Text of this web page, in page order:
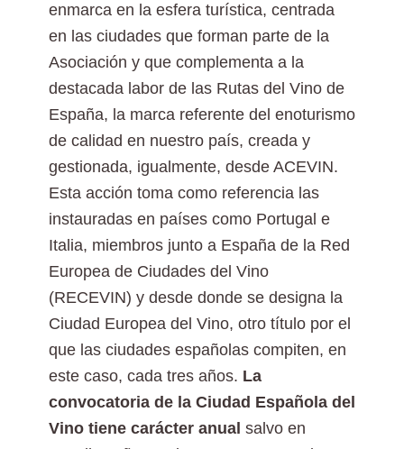
enmarca en la esfera turística, centrada
en las ciudades que forman parte de la
Asociación y que complementa a la
destacada labor de las Rutas del Vino de
España, la marca referente del enoturismo
de calidad en nuestro país, creada y
gestionada, igualmente, desde ACEVIN.
Esta acción toma como referencia las
instauradas en países como Portugal e
Italia, miembros junto a España de la Red
Europea de Ciudades del Vino
(RECEVIN) y desde donde se designa la
Ciudad Europea del Vino, otro título por el
que las ciudades españolas compiten, en
este caso, cada tres años. La
convocatoria de la Ciudad Española del
Vino tiene carácter anual salvo en